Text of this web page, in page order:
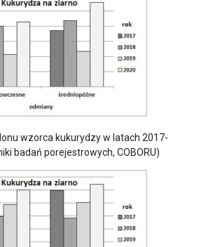
wzorca kukurydzy w latach 2017-
badań porejestrowych, COBORU)